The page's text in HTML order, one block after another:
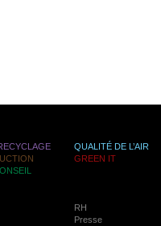
QUALITÉ DE L’AIR
GREEN IT
RH
Presse